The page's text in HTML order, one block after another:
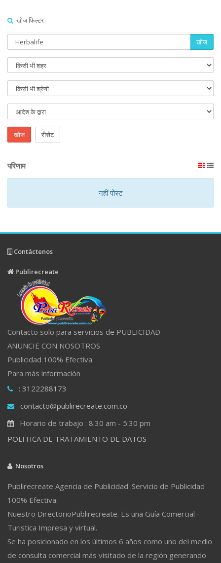
खोज फिल्टर
खोज
खोज रीसेट
परिणाम
नहीं पोस्ट
Contáctenos
Publirecreate
Contacto solo para servicios de PUBLICIDAD
ANUNCIE CON NOSOTROS
Publicidad 100% Efectiva
Para más información
: 3122288173
contacto@publirecreate.com.co
Horario de trabajo : 8:30 am - 5:30 pm
POLITICA DE TRATAMIENTO DE DATOS
Nosotros
Publirecreate Agencia de Publicidad .Servicio de Publicidad
100% Efectiva.
Nuestro DirectorioPublirecreate. Es una Guía Comercial -
Turistica Impresa y virtual.
Se ha posicionado en los últimos 6 años como uno del medio
de consulta comercial más visitado de la región generando